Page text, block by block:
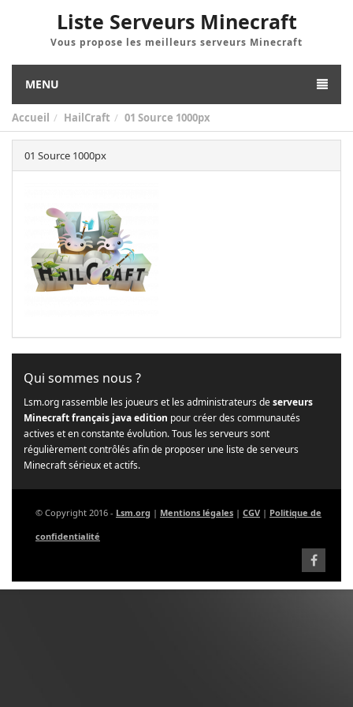
Liste Serveurs Minecraft
Vous propose les meilleurs serveurs Minecraft
MENU
Accueil HailCraft 01 Source 1000px
01 Source 1000px
Qui sommes nous ?
Lsm.org rassemble les joueurs et les administrateurs deserveurs
Minecraft français java edition pour créer des communautés
actives et en constante évolution. Tous les serveurs sont
régulièrement contrôlés afin de proposer une liste de serveurs
Minecraft sérieux et actifs.
© Copyright 2016 - Lsm.org | Mentions légales | CGV | Politique de
confidentialité